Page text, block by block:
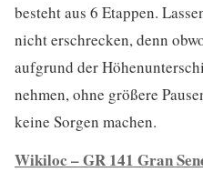
besteht aus 6 Etappen.
nicht erschrecken, denn
aufgrund der
nehmen, ohne größere
keine Sorgen machen.
Wikiloc – GR 141 Gran